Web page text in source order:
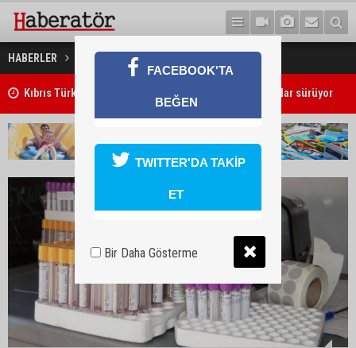
HABERLER SAĞLIK İnmeye karşı kök hücre
Kıbrıs Türk Üniversite Öğrencileri Kongresi için kayıtlar sürüyor
FACEBOOK'TA
BEĞEN
TWITTER'DA TAKİP
ET
Bir Daha Gösterme